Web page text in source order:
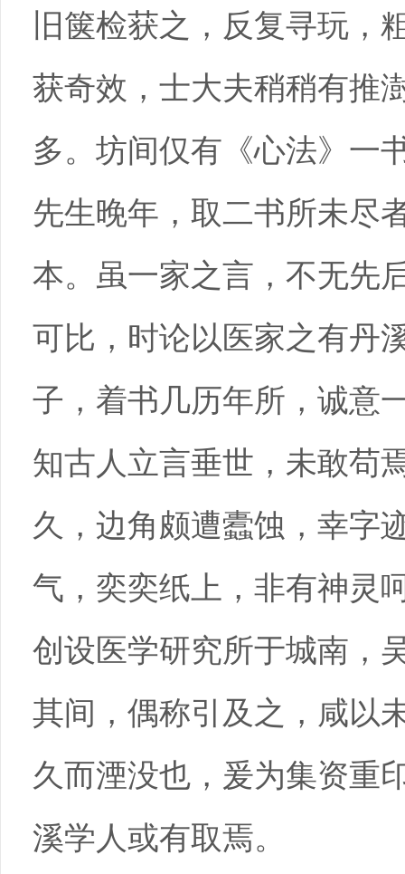
旧箧检获之，反复寻玩，
获奇效，士大夫稍稍有推
多。坊间仅有《心法》一
先生晚年，取二书所未尽
本。虽一家之言，不无先
可比，时论以医家之有丹
子，着书几历年所，诚意
知古人立言垂世，未敢苟
久，边角颇遭蠹蚀，幸字
气，奕奕纸上，非有神灵
创设医学研究所于城南，
其间，偶称引及之，咸以
久而湮没也，爰为集资重
溪学人或有取焉。